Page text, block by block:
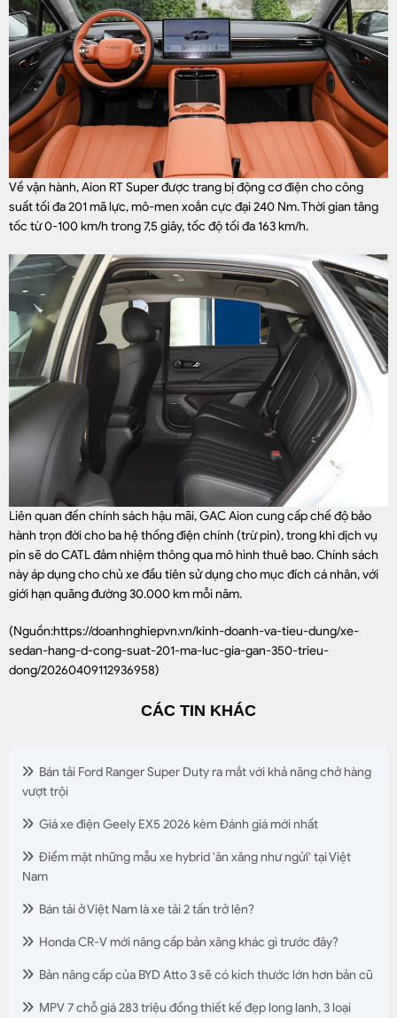
Về vận hành, Aion RT Super được trang bị động cơ điện cho công
suất tối đa 201 mã lực, mô-men xoắn cực đại 240 Nm. Thời gian tăng
tốc từ 0-100 km/h trong 7,5 giây, tốc độ tối đa 163 km/h.
Liên quan đến chính sách hậu mãi, GAC Aion cung cấp chế độ bảo
hành trọn đời cho ba hệ thống điện chính (trừ pin), trong khi dịch vụ
pin sẽ do CATL đảm nhiệm thông qua mô hình thuê bao. Chính sách
này áp dụng cho chủ xe đầu tiên sử dụng cho mục đích cá nhân, với
giới hạn quãng đường 30.000 km mỗi năm.
(Nguồn:https://doanhnghiepvn.vn/kinh-doanh-va-tieu-dung/xe-
sedan-hang-d-cong-suat-201-ma-luc-gia-gan-350-trieu-
dong/20260409112936958)
CÁC TIN KHÁC
Bán tải Ford Ranger Super Duty ra mắt với khả năng chở hàng
vượt trội
Giá xe điện Geely EX5 2026 kèm Đánh giá mới nhất
Điểm mặt những mẫu xe hybrid 'ăn xăng như ngửi' tại Việt
Nam
Bán tải ở Việt Nam là xe tải 2 tấn trở lên?
Honda CR-V mới nâng cấp bản xăng khác gì trước đây?
Bản nâng cấp của BYD Atto 3 sẽ có kích thước lớn hơn bản cũ
MPV 7 chỗ giá 283 triệu đồng thiết kế đẹp long lanh, 3 loại